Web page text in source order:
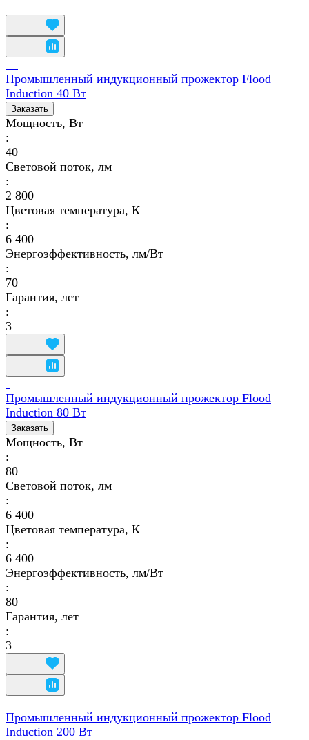
Промышленный индукционный прожектор Flood
Induction 40 Вт
Заказать
Мощность, Вт
:
40
Световой поток, лм
:
2 800
Цветовая температура, К
:
6 400
Энергоэффективность, лм/Вт
:
70
Гарантия, лет
:
3
Промышленный индукционный прожектор Flood
Induction 80 Вт
Заказать
Мощность, Вт
:
80
Световой поток, лм
:
6 400
Цветовая температура, К
:
6 400
Энергоэффективность, лм/Вт
:
80
Гарантия, лет
:
3
Промышленный индукционный прожектор Flood
Induction 200 Вт